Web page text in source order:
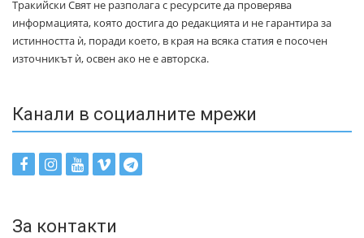
Тракийски Свят не разполага с ресурсите да проверява
информацията, която достига до редакцията и не гарантира за
истинността ѝ, поради което, в края на всяка статия е посочен
източникът ѝ, освен ако не е авторска.
Канали в социалните мрежи
За контакти